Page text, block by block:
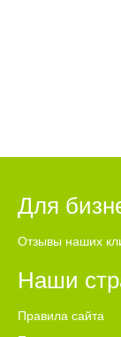
Для
Отзывы наших
Наши
Правила сайта